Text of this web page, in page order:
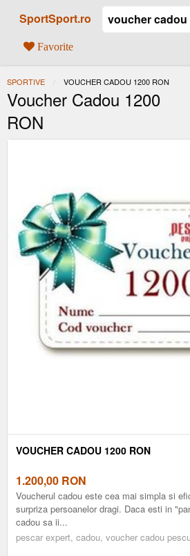
SportSport.ro
Favorite
SPORTIVE ACTUAL:
VOUCHER CADOU 1200 RON
Voucher Cadou 1200
RON
VOUCHER CADOU 1200 RON
1.200,00 RON
Voucherul cadou este cea mai simpla si
surpriza persoanelor dragi. Daca esti in
cadou sa ii...
pescar expert, cadou, voucher cadou